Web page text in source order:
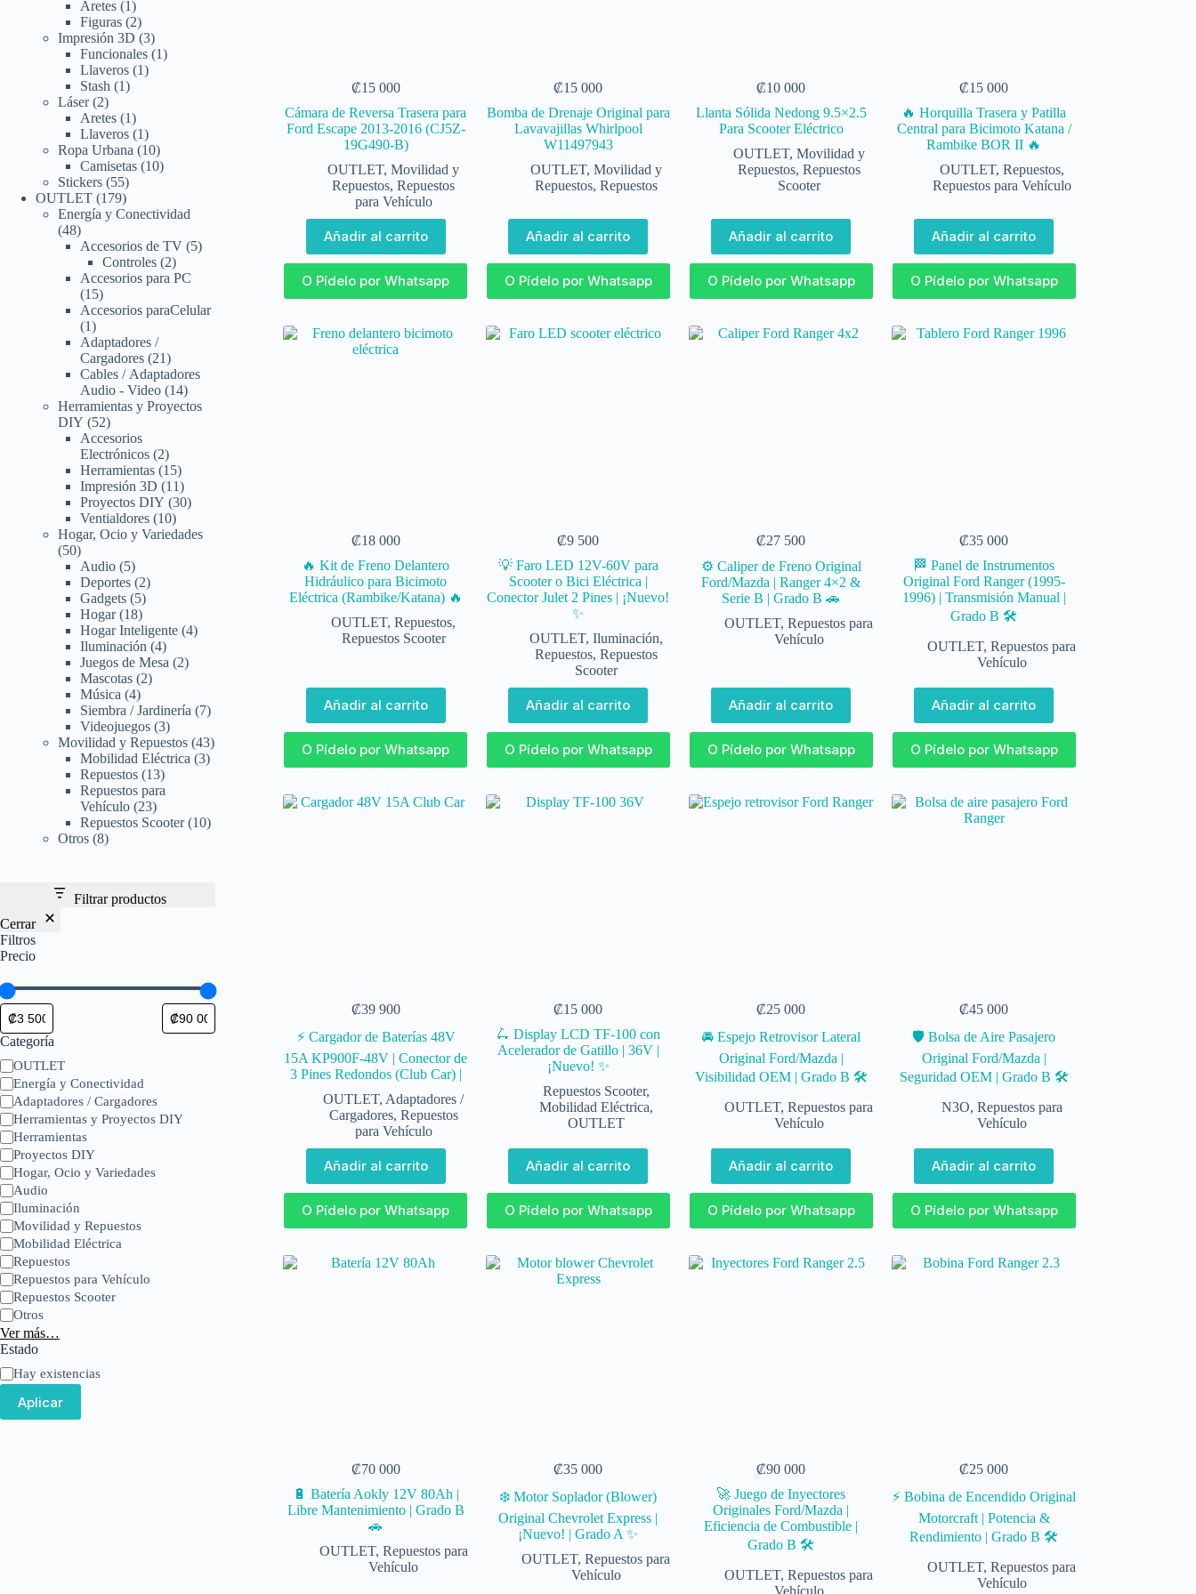
₡15 000
Cámara de Reversa Trasera para
Ford Escape 2013-2016 (CJ5Z-
19G490-B)
OUTLET,Movilidad y
Repuestos,Repuestos
para Vehículo
Añadir al carrito
O Pídelo por Whatsapp
₡15 000
Bomba de Drenaje Original para
Lavavajillas Whirlpool
W11497943
OUTLET, Movilidad y
Repuestos, Repuestos
Añadir al carrito
O Pídelo por Whatsapp
₡10 000
Llanta Sólida Nedong 9.5×2.5
Para Scooter Eléctrico
OUTLET, Movilidad y
Repuestos, Repuestos
Scooter
Añadir al carrito
O Pídelo por Whatsapp
₡15 000
🔥 Horquilla Trasera y Patilla
Central para Bicimoto Katana /
Rambike BOR II 🔥
OUTLET, Repuestos,
Repuestos para Vehículo
Añadir al carrito
O Pídelo por Whatsapp
₡18 000
🔥 Kit de Freno Delantero
Hidráulico para Bicimoto
Eléctrica (Rambike/Katana) 🔥
OUTLET,Repuestos,
Repuestos Scooter
Añadir al carrito
O Pídelo por Whatsapp
₡9 500
💡 Faro LED 12V-60V para
Scooter o Bici Eléctrica |
Conector Julet 2 Pines | ¡Nuevo!
✨
OUTLET, Iluminación,
Repuestos, Repuestos
Scooter
Añadir al carrito
O Pídelo por Whatsapp
₡27 500
⚙️ Caliper de Freno Original
Ford/Mazda | Ranger 4×2 &
Serie B | Grado B 🚗
OUTLET,Repuestos para
Vehículo
Añadir al carrito
O Pídelo por Whatsapp
₡35 000
🏁 Panel de Instrumentos
Original Ford Ranger (1995-
1996) | Transmisión Manual |
Grado B 🛠️
OUTLET,Repuestos para
Vehículo
Añadir al carrito
O Pídelo por Whatsapp
₡39 900
⚡ Cargador de Baterías 48V
15A KP900F-48V | Conector de
3 Pines Redondos (Club Car) |
OUTLET, Adaptadores /
Cargadores, Repuestos
para Vehículo
Añadir al carrito
O Pídelo por Whatsapp
₡15 000
🛴 Display LCD TF-100 con
Acelerador de Gatillo | 36V |
¡Nuevo! ✨
Repuestos Scooter,
Mobilidad Eléctrica,
OUTLET
Añadir al carrito
O Pídelo por Whatsapp
₡25 000
🚘 Espejo Retrovisor Lateral
Original Ford/Mazda |
Visibilidad OEM | Grado B 🛠️
OUTLET,Repuestos para
Vehículo
Añadir al carrito
O Pídelo por Whatsapp
₡45 000
🛡️ Bolsa de Aire Pasajero
Original Ford/Mazda |
Seguridad OEM | Grado B 🛠️
N3O, Repuestos para
Vehículo
Añadir al carrito
O Pídelo por Whatsapp
₡70 000
🔋 Batería Aokly 12V 80Ah |
Libre Mantenimiento | Grado B
🚗
OUTLET, Repuestos para
Vehículo
₡35 000
❄️ Motor Soplador (Blower)
Original Chevrolet Express |
¡Nuevo! | Grado A ✨
OUTLET,Repuestos para
Vehículo
₡90 000
🚀 Juego de Inyectores
Originales Ford/Mazda |
Eficiencia de Combustible |
Grado B 🛠️
OUTLET,Repuestos para
₡25 000
⚡ Bobina de Encendido Original
Motorcraft | Potencia &
Rendimiento | Grado B 🛠️
OUTLET,Repuestos para
Vehículo
Aretes 1
Figuras 2
Impresión 3D 3
Funcionales 1
Llaveros 1
Stash
1
Láser 2
Aretes 1
Llaveros 1
Ropa Urbana
10
Camisetas 10
Stickers 55
OUTLET 179
Energía y Conectividad
48
Accesorios de TV 5
Controles 2
Accesorios para PC
15
Accesorios paraCelular
1
Adaptadores /
Cargadores 21
Cables / Adaptadores
Audio - Video 14
Herramientas y Proyectos
DIY
52
Accesorios
Electrónicos 2
Herramientas 15
Impresión 3D
11
Proyectos DIY 30
Ventialdores 10
Hogar, Ocio y Variedades
50
Audio 5
Deportes 2
Gadgets 5
Hogar 18
Hogar Inteligente 4
Iluminación 4
Juegos de Mesa
2
Mascotas 2
Música 4
Siembra / Jardinería
7
Videojuegos 3
Movilidad y Repuestos 43
Mobilidad Eléctrica 3
Repuestos 13
Repuestos para
Vehículo 23
Repuestos Scooter 10
Otros 8
Filtrar productos
Cerrar
Filtros
Precio
Categoría
OUTLET
Energía y Conectividad
Adaptadores / Cargadores
Herramientas y Proyectos DIY
Herramientas
Proyectos DIY
Hogar, Ocio y Variedades
Audio
Iluminación
Movilidad y Repuestos
Mobilidad Eléctrica
Repuestos
Repuestos para Vehículo
Repuestos Scooter
Otros
Ver más…
Estado
Hay existencias
Aplicar